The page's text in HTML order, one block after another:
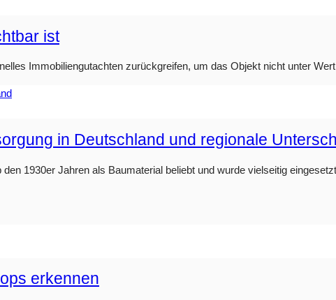
ist
Immobiliengutachten zurückgreifen, um das Objekt nicht unter
in Deutschland und regionale
1930er Jahren als Baumaterial beliebt und wurde vielseitig
erkennen